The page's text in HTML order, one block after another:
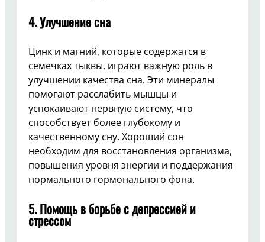
4. Улучшение сна
Цинк и магний, которые содержатся в
семечках тыквы, играют важную роль в
улучшении качества сна. Эти минералы
помогают расслабить мышцы и
успокаивают нервную систему, что
способствует более глубокому и
качественному сну. Хороший сон
необходим для восстановления организма,
повышения уровня энергии и поддержания
нормального гормонального фона.
5. Помощь в борьбе с депрессией и
стрессом